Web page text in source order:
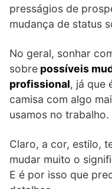
presságios de
mudança de status
No geral, sonhar
sobre possíveis
profissional, já que
camisa com algo
usamos no trabalho.
Claro, a cor, estilo,
mudar muito o
E é por isso que